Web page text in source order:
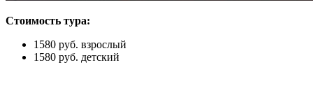
Стоимость тура:
1580 руб. взрослый
1580 руб. детский